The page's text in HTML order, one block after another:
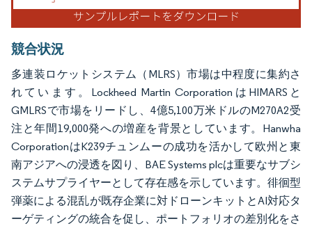
競合状況
多連装ロケットシステム（MLRS）市場は中程度に集約さ
れています。Lockheed Martin CorporationはHIMARSと
GMLRSで市場をリードし、4億5,100万米ドルのM270A2受
注と年間19,000発への増産を背景としています。Hanwha
CorporationはK239チュンムーの成功を活かして欧州と東
南アジアへの浸透を図り、BAE Systems plcは重要なサブシ
ステムサプライヤーとして存在感を示しています。徘徊型
弾薬による混乱が既存企業に対ドローンキットとAI対応タ
ーゲティングの統合を促し、ポートフォリオの差別化をさ